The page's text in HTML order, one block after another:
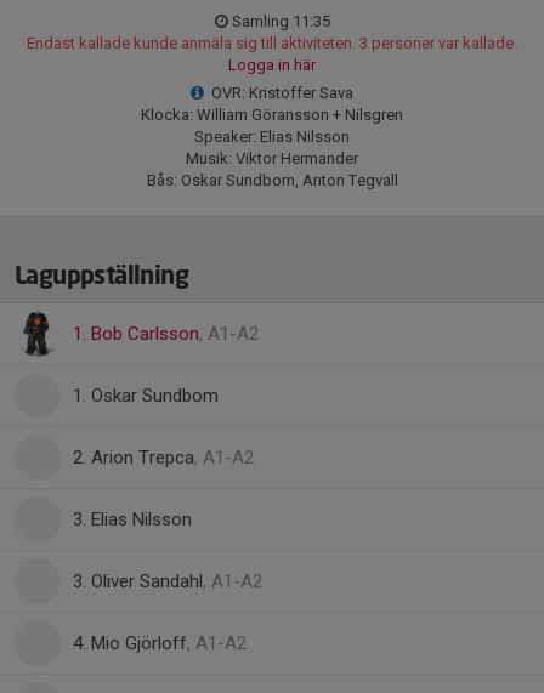
Samling 11:35
Endast kallade kunde anmäla sig till aktiviteten. 3 personer var kallade.
Logga in här
OVR: Kristoffer Sava
Klocka: William Göransson + Nilsgren
Speaker: Elias Nilsson
Musik: Viktor Hermander
Bås: Oskar Sundbom, Anton Tegvall
Laguppställning
1. Bob Carlsson, A1-A2
1. Oskar Sundbom
2. Arion Trepca, A1-A2
3. Elias Nilsson
3. Oliver Sandahl, A1-A2
4. Mio Gjörloff, A1-A2